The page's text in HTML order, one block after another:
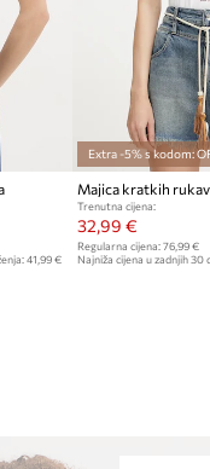
41,99 €
Extra -5% s kodom:
Majica kratkih
Trenutna cijena:
32,99 €
Regularna cijena:76,99 €
Najniža cijena u zadnjih 30